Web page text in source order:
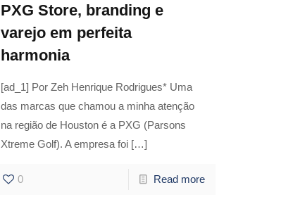
PXG Store, branding e
varejo em perfeita
harmonia
[ad_1] Por Zeh Henrique Rodrigues* Uma
das marcas que chamou a minha atenção
na região de Houston é a PXG (Parsons
Xtreme Golf). A empresa foi[…]
0 Read more